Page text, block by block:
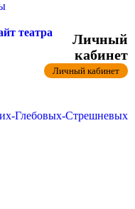
театра
Глебовых-Стрешневых
Личный
кабинет
Личный кабинет